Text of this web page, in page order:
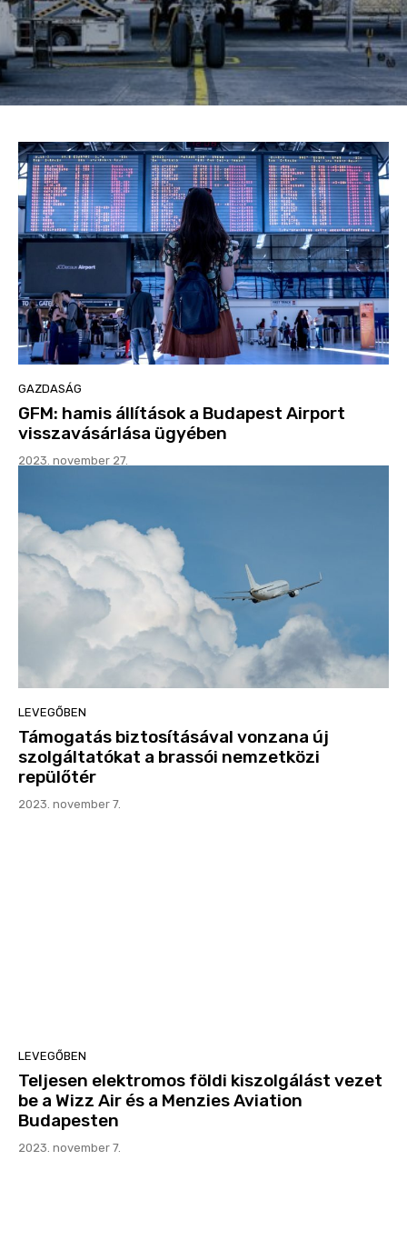
GAZDASÁG
GFM: hamis állítások a Budapest Airport
visszavásárlása ügyében
2023. november 27.
LEVEGŐBEN
Támogatás biztosításával vonzana új
szolgáltatókat a brassói nemzetközi
repülőtér
2023. november 7.
LEVEGŐBEN
Teljesen elektromos földi kiszolgálást vezet
be a Wizz Air és a Menzies Aviation
Budapesten
2023. november 7.